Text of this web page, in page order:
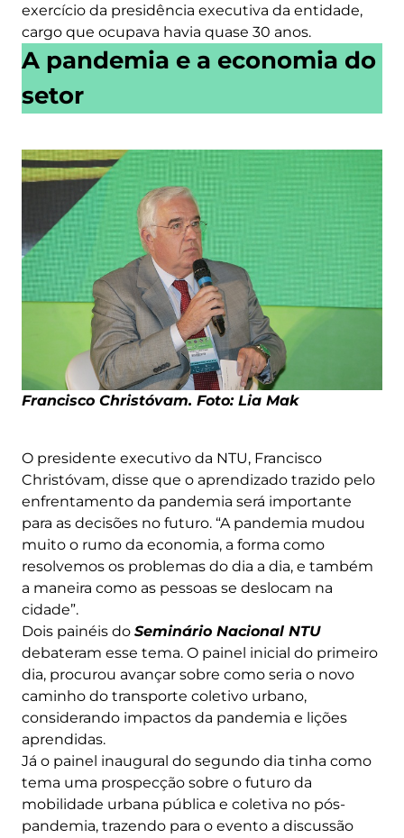
exercício da presidência executiva da entidade,
cargo que ocupava havia quase 30 anos.
A pandemia e a economia do
setor
Francisco Christóvam. Foto: Lia Mak
O presidente executivo da NTU, Francisco
Christóvam, disse que o aprendizado trazido pelo
enfrentamento da pandemia será importante
para as decisões no futuro. “A pandemia mudou
muito o rumo da economia, a forma como
resolvemos os problemas do dia a dia, e também
a maneira como as pessoas se deslocam na
cidade”.
Dois painéis do Seminário Nacional NTU
debateram esse tema. O painel inicial do primeiro
dia, procurou avançar sobre como seria o novo
caminho do transporte coletivo urbano,
considerando impactos da pandemia e lições
aprendidas.
Já o painel inaugural do segundo dia tinha como
tema uma prospecção sobre o futuro da
mobilidade urbana pública e coletiva no pós-
pandemia, trazendo para o evento a discussão